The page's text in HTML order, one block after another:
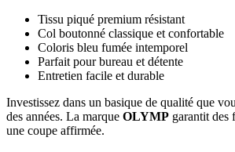
Tissu piqué premium résistant
Col boutonné classique et confortable
Coloris bleu fumée intemporel
Parfait pour bureau et détente
Entretien facile et durable
Investissez dans un basique de qualité que
des années. La marque OLYMP garantit des
une coupe affirmée.